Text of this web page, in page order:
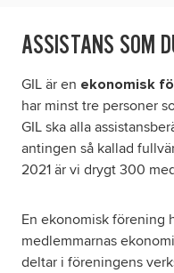
ASSISTANS SOM
GIL är en ekonomisk
har minst tre personer
GIL ska alla
antingen så kallad
2021 är vi drygt 300
En ekonomisk förening
medlemmarnas
deltar i föreningens